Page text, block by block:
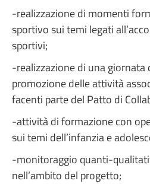
-realizzazione di momenti
sportivo sui temi legati
sportivi;
-realizzazione di una giornata
promozione delle attività
facenti parte del Patto di
-attività di formazione con
sui temi dell’infanzia e
-monitoraggio quanti-
nell’ambito del progetto;